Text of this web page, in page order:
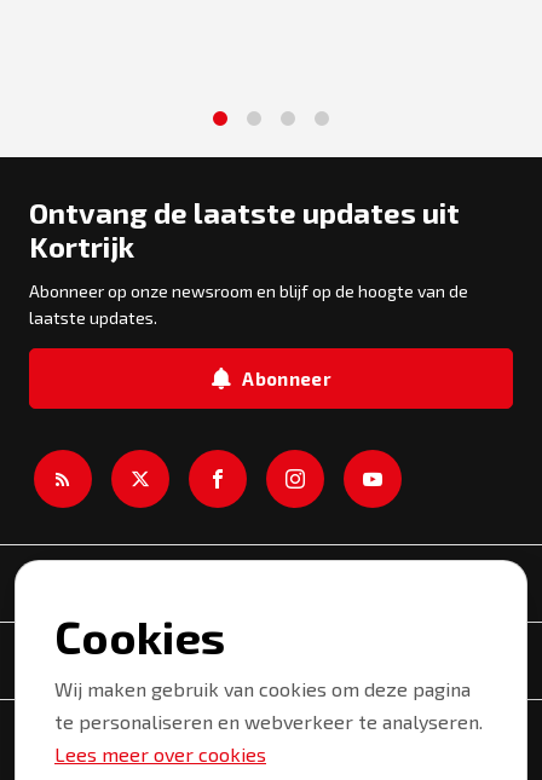
Ontvang de laatste updates uit
Kortrijk
Abonneer op onze newsroom en blijf op de hoogte van de
laatste updates.
Abonneer
Onderwerpen
Copyright © 2026 Kortrijk. Alle rechten voorbehouden.
Privacyverklaring Gebruiksvoorwaarden
Cookies
Wij maken gebruik van cookies om deze pagina
te personaliseren en webverkeer te analyseren.
Lees meer over cookies